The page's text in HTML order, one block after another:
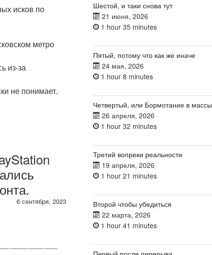
исков по
метро
из-за
не понимает,
6 сентября, 2023
Шестой, и таки снова тут
21 июня, 2026
1 hour 35 minutes
Пятый, потому что как же иначе
24 мая, 2026
1 hour 8 minutes
Четвертый, или Бормотание в массы
26 апреля, 2026
1 hour 32 minutes
Третий вопреки реальности
19 апреля, 2026
1 hour 21 minutes
Второй чтобы убедиться
22 марта, 2026
1 hour 41 minutes